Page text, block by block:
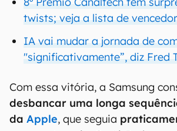
twists; veja a lista de
IA vai mudar a jornada de
"significativamente”, diz Fred
Com essa vitória, a Samsung
desbancar uma longa
da Apple, que seguia